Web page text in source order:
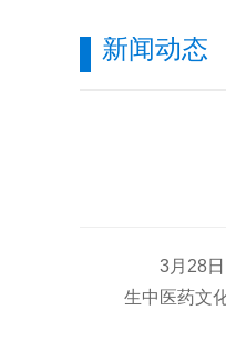
新闻动态
3月28
生中医药文